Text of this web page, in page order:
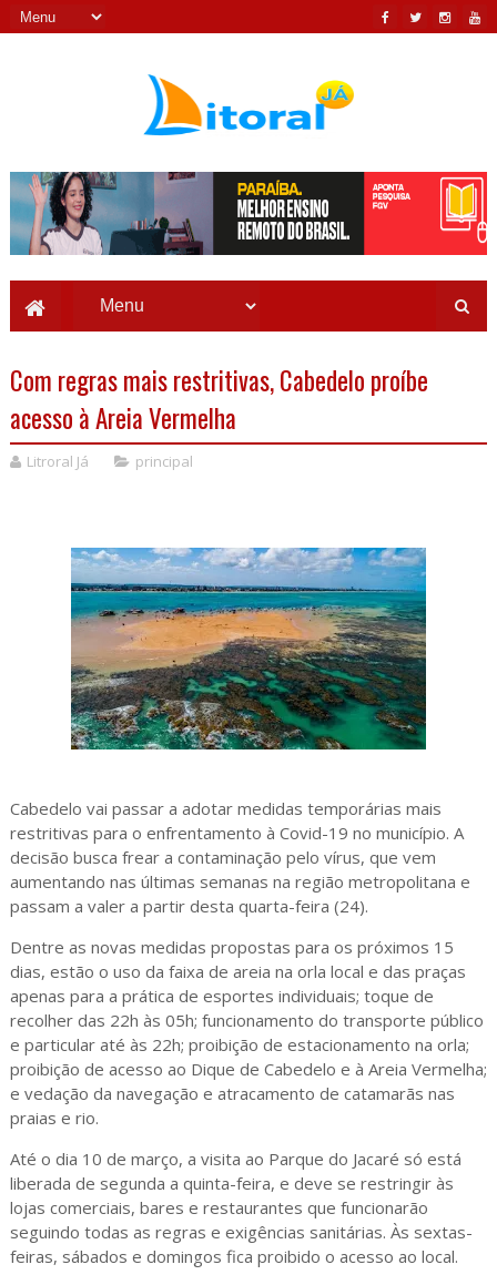
Com regras mais restritivas, Cabedelo proíbe
acesso à Areia Vermelha
Litroral Já principal
Cabedelo vai passar a adotar medidas temporárias mais
restritivas para o enfrentamento à Covid-19 no município. A
decisão busca frear a contaminação pelo vírus, que vem
aumentando nas últimas semanas na região metropolitana e
passam a valer a partir desta quarta-feira (24).
Dentre as novas medidas propostas para os próximos 15
dias, estão o uso da faixa de areia na orla local e das praças
apenas para a prática de esportes individuais; toque de
recolher das 22h às 05h; funcionamento do transporte público
e particular até às 22h; proibição de estacionamento na orla;
proibição de acesso ao Dique de Cabedelo e à Areia Vermelha;
e vedação da navegação e atracamento de catamarãs nas
praias e rio.
Até o dia 10 de março, a visita ao Parque do Jacaré só está
liberada de segunda a quinta-feira, e deve se restringir às
lojas comerciais, bares e restaurantes que funcionarão
seguindo todas as regras e exigências sanitárias. Às sextas-
feiras, sábados e domingos fica proibido o acesso ao local.